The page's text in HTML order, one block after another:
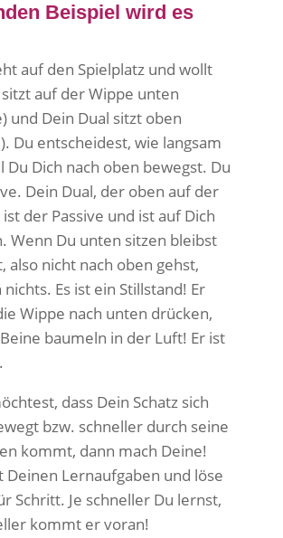
Beispiel wird es
auf den Spielplatz und wollt
auf der Wippe unten
und Dein Dual sitzt oben
Du entscheidest, wie langsam
Du Dich nach oben bewegst. Du
Dein Dual, der oben auf der
der Passive und ist auf Dich
Wenn Du unten sitzen bleibst
also nicht nach oben gehst,
Es ist ein Stillstand! Er
Wippe nach unten drücken,
baumeln in der Luft! Er ist
dass Dein Schatz sich
bzw. schneller durch seine
kommt, dann mach Deine!
Deinen Lernaufgaben und löse
Schritt. Je schneller Du lernst,
kommt er voran!